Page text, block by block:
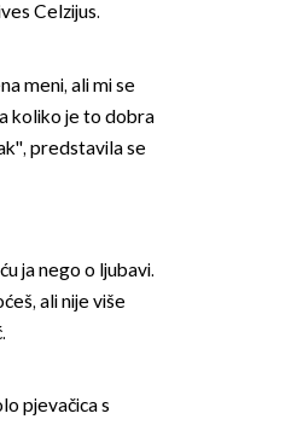
Celzijus.
meni, ali mi se
koliko je to dobra
predstavila se
ja nego o ljubavi.
ali nije više
pjevačica s